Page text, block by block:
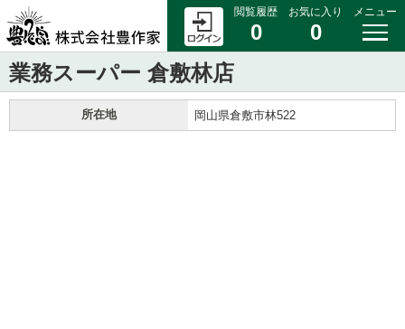
閲覧履歴
0
お気に入り
0
メニュー
業務スーパー 倉敷林店
所在地 岡山県倉敷市林522